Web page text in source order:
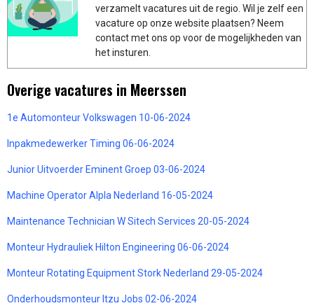
verzamelt vacatures uit de regio. Wil je zelf een
vacature op onze website plaatsen? Neem
contact met ons op voor de mogelijkheden van
het insturen.
Overige vacatures in Meerssen
1e Automonteur Volkswagen 10-06-2024
Inpakmedewerker Timing 06-06-2024
Junior Uitvoerder Eminent Groep 03-06-2024
Machine Operator Alpla Nederland 16-05-2024
Maintenance Technician W Sitech Services 20-05-2024
Monteur Hydrauliek Hilton Engineering 06-06-2024
Monteur Rotating Equipment Stork Nederland 29-05-2024
Onderhoudsmonteur Itzu Jobs 02-06-2024